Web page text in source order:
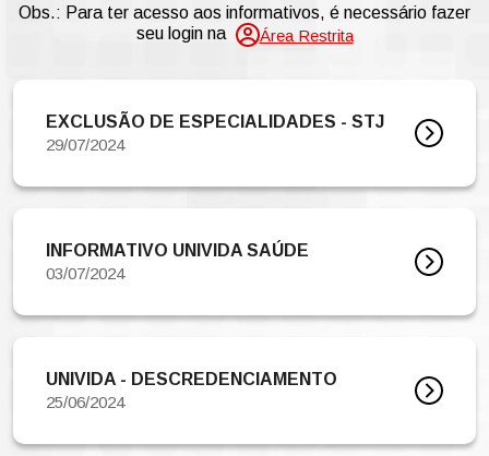
Obs.: Para ter acesso aos informativos, é necessário fazer
seu login na
Área Restrita
EXCLUSÃO DE ESPECIALIDADES - STJ
29/07/2024
INFORMATIVO UNIVIDA SAÚDE
03/07/2024
UNIVIDA - DESCREDENCIAMENTO
25/06/2024